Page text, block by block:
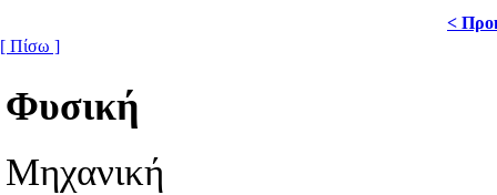
<
[ Πίσω ]
Φυσική
Μηχανική